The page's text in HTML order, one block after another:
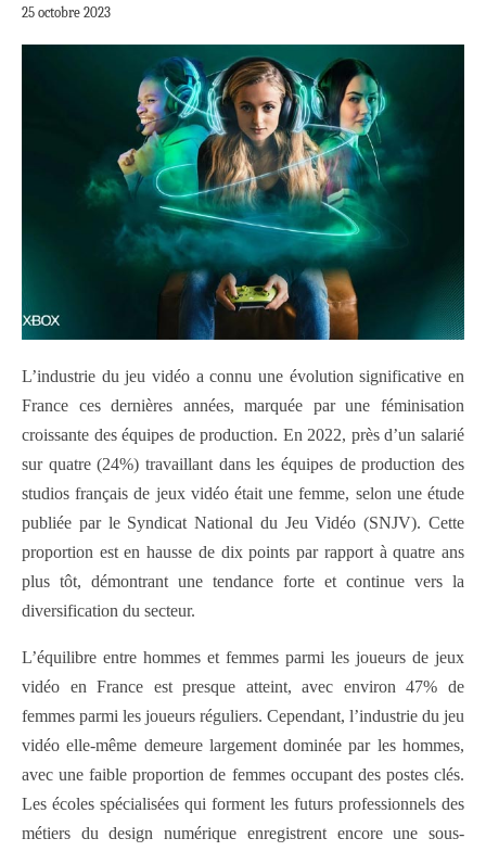
25 octobre 2023
L’industrie du jeu vidéo a connu une évolution significative en
France ces dernières années, marquée par une féminisation
croissante des équipes de production. En 2022, près d’un salarié
sur quatre (24%) travaillant dans les équipes de production des
studios français de jeux vidéo était une femme, selon une étude
publiée par le Syndicat National du Jeu Vidéo (SNJV). Cette
proportion est en hausse de dix points par rapport à quatre ans
plus tôt, démontrant une tendance forte et continue vers la
diversification du secteur.
L’équilibre entre hommes et femmes parmi les joueurs de jeux
vidéo en France est presque atteint, avec environ 47% de
femmes parmi les joueurs réguliers. Cependant, l’industrie du jeu
vidéo elle-même demeure largement dominée par les hommes,
avec une faible proportion de femmes occupant des postes clés.
Les écoles spécialisées qui forment les futurs professionnels des
métiers du design numérique enregistrent encore une sous-